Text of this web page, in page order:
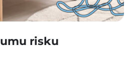
risku